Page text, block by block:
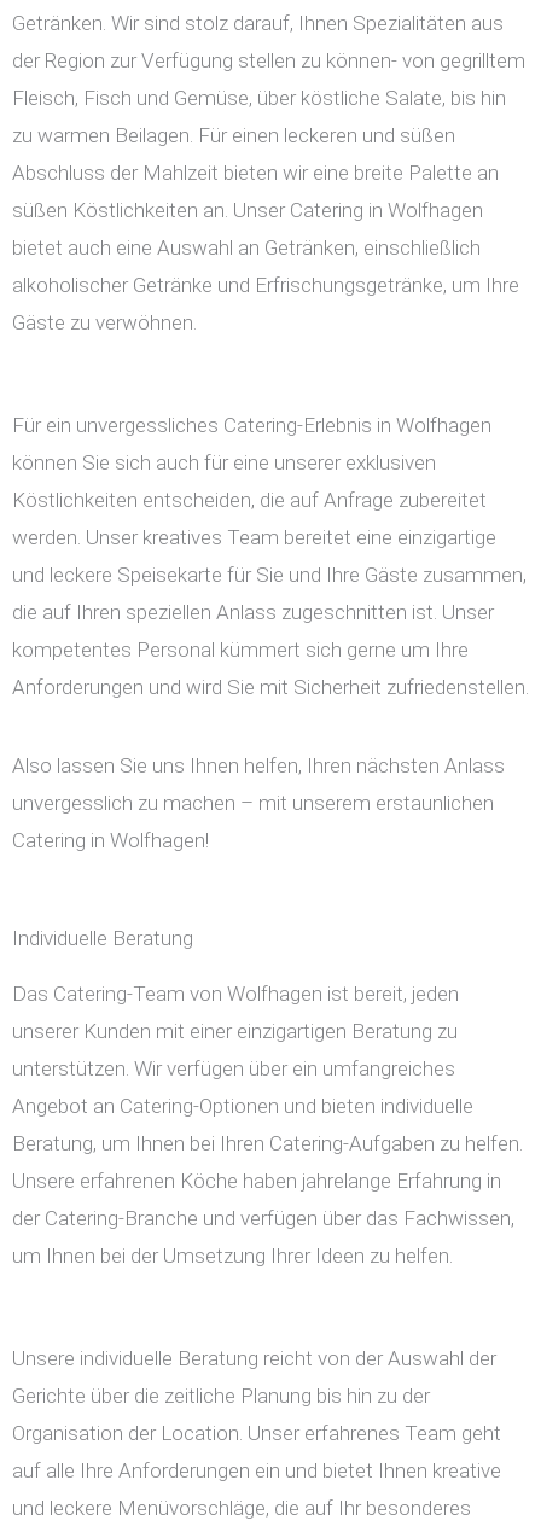
Getränken. Wir sind stolz darauf, Ihnen Spezialitäten aus
der Region zur Verfügung stellen zu können- von gegrilltem
Fleisch, Fisch und Gemüse, über köstliche Salate, bis hin
zu warmen Beilagen. Für einen leckeren und süßen
Abschluss der Mahlzeit bieten wir eine breite Palette an
süßen Köstlichkeiten an. Unser Catering in Wolfhagen
bietet auch eine Auswahl an Getränken, einschließlich
alkoholischer Getränke und Erfrischungsgetränke, um Ihre
Gäste zu verwöhnen.
Für ein unvergessliches Catering-Erlebnis in Wolfhagen
können Sie sich auch für eine unserer exklusiven
Köstlichkeiten entscheiden, die auf Anfrage zubereitet
werden. Unser kreatives Team bereitet eine einzigartige
und leckere Speisekarte für Sie und Ihre Gäste zusammen,
die auf Ihren speziellen Anlass zugeschnitten ist. Unser
kompetentes Personal kümmert sich gerne um Ihre
Anforderungen und wird Sie mit Sicherheit zufriedenstellen.
Also lassen Sie uns Ihnen helfen, Ihren nächsten Anlass
unvergesslich zu machen – mit unserem erstaunlichen
Catering in Wolfhagen!
Individuelle Beratung
Das Catering-Team von Wolfhagen ist bereit, jeden
unserer Kunden mit einer einzigartigen Beratung zu
unterstützen. Wir verfügen über ein umfangreiches
Angebot an Catering-Optionen und bieten individuelle
Beratung, um Ihnen bei Ihren Catering-Aufgaben zu helfen.
Unsere erfahrenen Köche haben jahrelange Erfahrung in
der Catering-Branche und verfügen über das Fachwissen,
um Ihnen bei der Umsetzung Ihrer Ideen zu helfen.
Unsere individuelle Beratung reicht von der Auswahl der
Gerichte über die zeitliche Planung bis hin zu der
Organisation der Location. Unser erfahrenes Team geht
auf alle Ihre Anforderungen ein und bietet Ihnen kreative
und leckere Menüvorschläge, die auf Ihr besonderes